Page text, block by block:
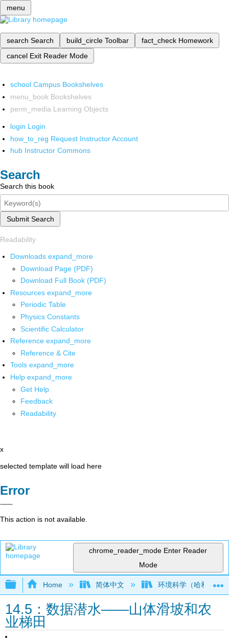
menu
search Search build_circle Toolbar fact_check Homework
cancel Exit Reader Mode
school Campus Bookshelves
menu_book Bookshelves
perm_media Learning Objects
login Login
how_to_reg Request Instructor Account
hub Instructor Commons
Search
Search this book
Submit Search
Readability
Downloads expand_more
Download Page (PDF)
Download Full Book (PDF)
Resources expand_more
Periodic Table
Physics Constants
Scientific Calculator
Reference expand_more
Reference & Cite
Tools expand_more
Help expand_more
Get Help
Feedback
Readability
x
selected template will load here
Error
This action is not available.
chrome_reader_mode Enter Reader
Mode
Expand/collapse global hierarchy
Home 简体中文 环境科学（哈和施莱
14.5：数据潜水——山体滑坡和农
业梯田